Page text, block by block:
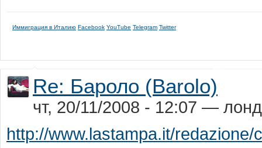
Иммиграция в Италию Facebook YouTube Telegram Twitter
Re: Бароло (Barolo)
чт, 20/11/2008 - 12:07 —
http://www.lastampa.it/